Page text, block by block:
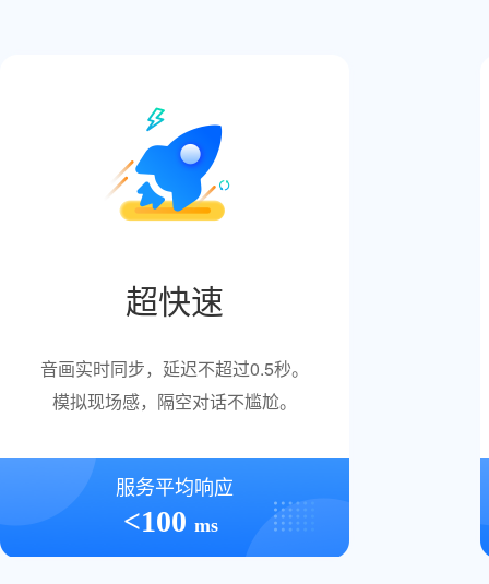
超快速
音画实时同步，延迟不超过0.5秒。
模拟现场感，隔空对话不尴尬。
服务平均响应
<100 ms